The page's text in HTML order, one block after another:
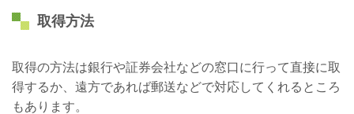
取得方法
取得の方法は銀行や証券会社などの窓口に行って直接に取
得するか、遠方であれば郵送などで対応してくれるところ
もあります。